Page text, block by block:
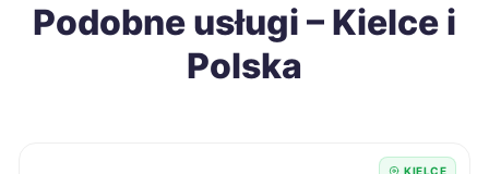
Tarnowskie Góry
Podobne usługi – Kielce i
Polska
KIELCE